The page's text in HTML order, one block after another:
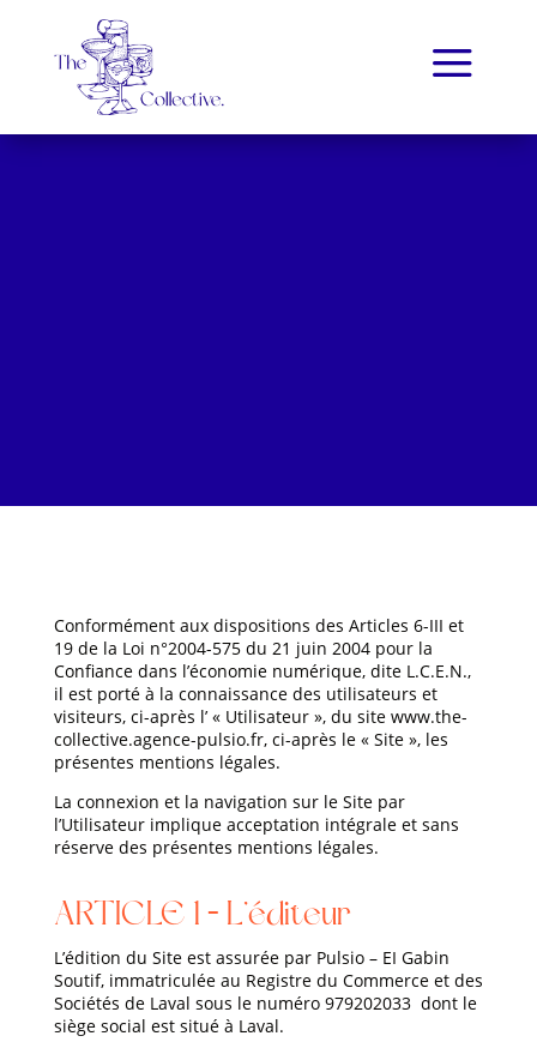
a
Conformément aux dispositions des Articles 6-III et
19 de la Loi n°2004-575 du 21 juin 2004 pour la
Confiance dans l’économie numérique, dite L.C.E.N.,
il est porté à la connaissance des utilisateurs et
visiteurs, ci-après l’ « Utilisateur », du site www.the-
collective.agence-pulsio.fr, ci-après le « Site », les
présentes mentions légales.
La connexion et la navigation sur le Site par
l’Utilisateur implique acceptation intégrale et sans
réserve des présentes mentions légales.
ARTICLE 1 – L’éditeur
L’édition du Site est assurée par Pulsio – EI Gabin
Soutif, immatriculée au Registre du Commerce et des
Sociétés de Laval sous le numéro 979202033 dont le
siège social est situé à Laval.